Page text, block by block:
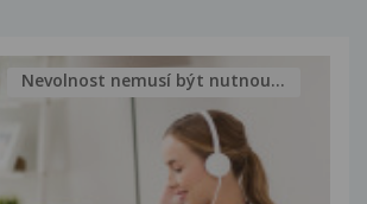
Nevolnost nemusí být nutnou...